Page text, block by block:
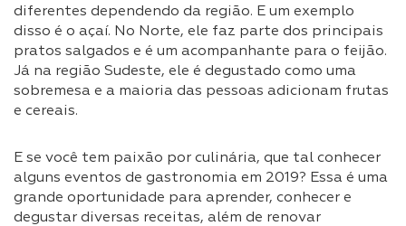
diferentes dependendo da região. E um exemplo
disso é o açaí. No Norte, ele faz parte dos principais
pratos salgados e é um acompanhante para o feijão.
Já na região Sudeste, ele é degustado como uma
sobremesa e a maioria das pessoas adicionam frutas
e cereais.
E se você tem paixão por culinária, que tal conhecer
alguns eventos de gastronomia em 2019? Essa é uma
grande oportunidade para aprender, conhecer e
degustar diversas receitas, além de renovar